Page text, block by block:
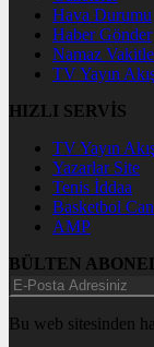
Hava Durumu
Haber Gönder
Namaz
TV Yayın
HIZLI SERVİS
TV Yayın
Yazarlar Site
Tenis İddaa
Basketbol
AMP
BÜLTEN
Bu web sitesinden